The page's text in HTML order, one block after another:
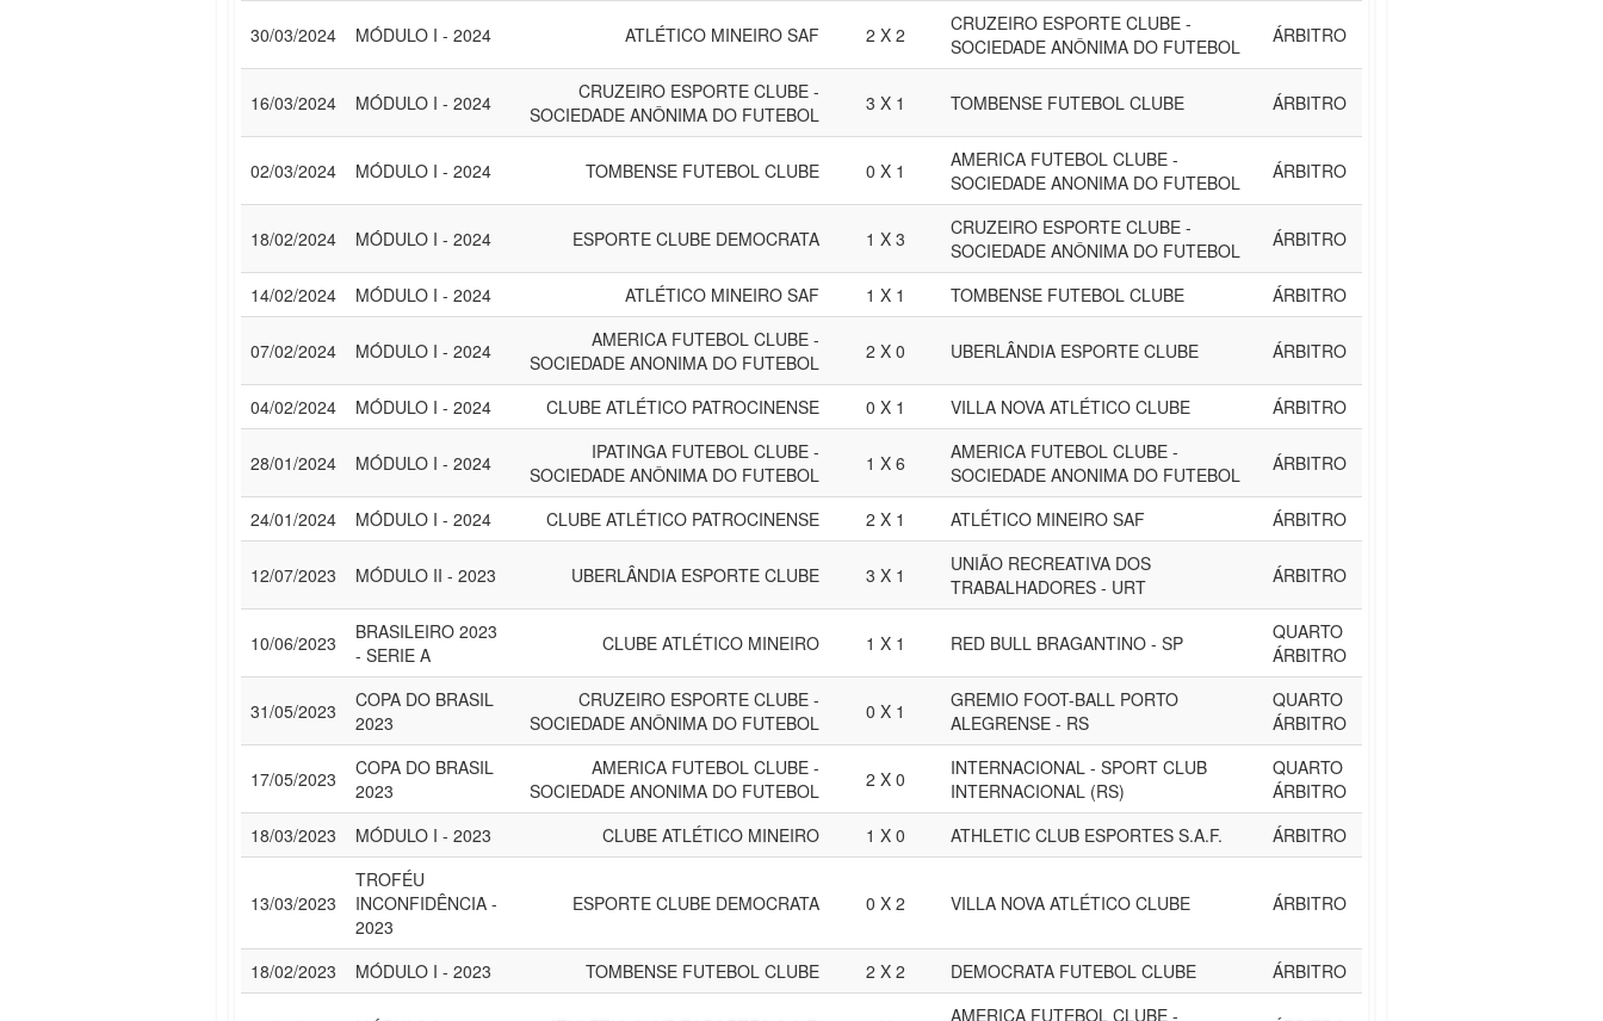
30/03/2024 MÓDULO I - 2024 ATLÉTICO MINEIRO SAF 2 X 2
CRUZEIRO ESPORTE CLUBE -
SOCIEDADE ANÔNIMA DO FUTEBOL
ÁRBITRO
16/03/2024 MÓDULO I - 2024
CRUZEIRO ESPORTE CLUBE -
SOCIEDADE ANÔNIMA DO FUTEBOL
3 X 1 TOMBENSE FUTEBOL CLUBE ÁRBITRO
02/03/2024 MÓDULO I - 2024 TOMBENSE FUTEBOL CLUBE 0 X 1
AMERICA FUTEBOL CLUBE -
SOCIEDADE ANONIMA DO FUTEBOL
ÁRBITRO
18/02/2024 MÓDULO I - 2024 ESPORTE CLUBE DEMOCRATA 1 X 3
CRUZEIRO ESPORTE CLUBE -
SOCIEDADE ANÔNIMA DO FUTEBOL
ÁRBITRO
14/02/2024 MÓDULO I - 2024 ATLÉTICO MINEIRO SAF 1 X 1 TOMBENSE FUTEBOL CLUBE ÁRBITRO
07/02/2024 MÓDULO I - 2024
AMERICA FUTEBOL CLUBE -
SOCIEDADE ANONIMA DO FUTEBOL
2 X 0 UBERLÂNDIA ESPORTE CLUBE ÁRBITRO
04/02/2024 MÓDULO I - 2024 CLUBE ATLÉTICO PATROCINENSE 0 X 1 VILLA NOVA ATLÉTICO CLUBE ÁRBITRO
28/01/2024 MÓDULO I - 2024
IPATINGA FUTEBOL CLUBE -
SOCIEDADE ANÔNIMA DO FUTEBOL
1 X 6
AMERICA FUTEBOL CLUBE -
SOCIEDADE ANONIMA DO FUTEBOL
ÁRBITRO
24/01/2024 MÓDULO I - 2024 CLUBE ATLÉTICO PATROCINENSE 2 X 1 ATLÉTICO MINEIRO SAF ÁRBITRO
12/07/2023 MÓDULO II - 2023 UBERLÂNDIA ESPORTE CLUBE 3 X 1
UNIÃO RECREATIVA DOS
TRABALHADORES - URT
ÁRBITRO
10/06/2023
BRASILEIRO 2023
- SERIE A
CLUBE ATLÉTICO MINEIRO 1 X 1 RED BULL BRAGANTINO - SP
QUARTO
ÁRBITRO
31/05/2023
COPA DO BRASIL
2023
CRUZEIRO ESPORTE CLUBE -
SOCIEDADE ANÔNIMA DO FUTEBOL
0 X 1
GREMIO FOOT-BALL PORTO
ALEGRENSE - RS
QUARTO
ÁRBITRO
17/05/2023
COPA DO BRASIL
2023
AMERICA FUTEBOL CLUBE -
SOCIEDADE ANONIMA DO FUTEBOL
2 X 0
INTERNACIONAL - SPORT CLUB
INTERNACIONAL (RS)
QUARTO
ÁRBITRO
18/03/2023
MÓDULO I - 2023 CLUBE ATLÉTICO MINEIRO 1 X 0 ATHLETIC CLUB ESPORTES S.A.F. ÁRBITRO
13/03/2023
TROFÉU
INCONFIDÊNCIA -
2023
ESPORTE CLUBE DEMOCRATA 0 X 2 VILLA NOVA ATLÉTICO CLUBE ÁRBITRO
18/02/2023 MÓDULO I - 2023 TOMBENSE FUTEBOL CLUBE 2 X 2 DEMOCRATA FUTEBOL CLUBE ÁRBITRO
AMERICA FUTEBOL CLUBE -